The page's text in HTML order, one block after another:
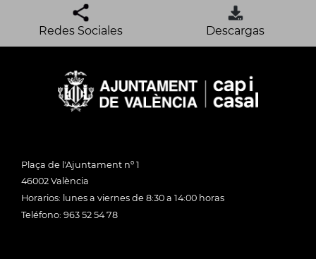
Redes Sociales Descargas
Plaça de l'Ajuntament nº 1
46002 València
Horarios: lunes a viernes de 8:30 a 14:00 horas
Teléfono: 963 52 54 78